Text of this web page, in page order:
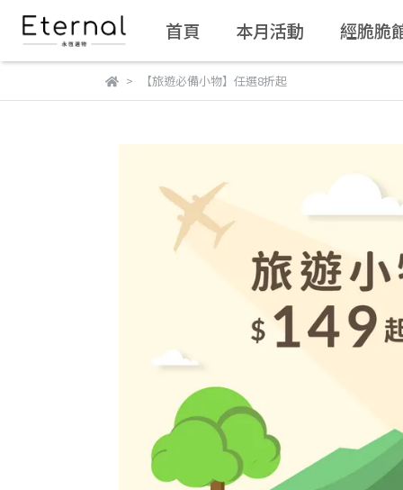
首頁 本月活動 經脆脆
【旅遊必備小物】任選8折起